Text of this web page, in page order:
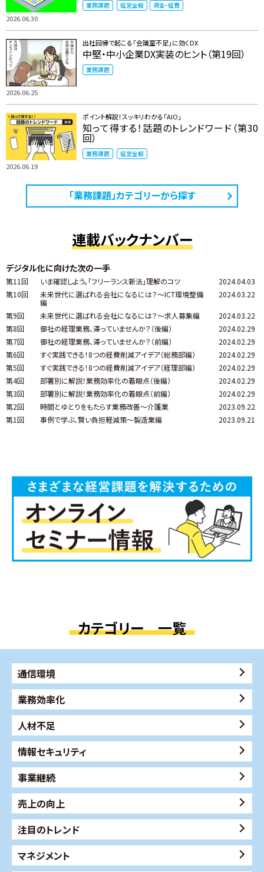
2026.06.30
業務課題 経営全般 資金・経費
2026.06.25
出社回帰で起こる「会議室不足」に効くDX
中堅・中小企業DX実装のヒント（第19回）
業務課題
2026.06.19
ポイント解説！スッキリわかる「AIO」
知って得する！話題のトレンドワード（第30
回）
業務課題 経営全般
「業務課題」カテゴリーから探す
連載バックナンバー
デジタル化に向けた次の一手
第11回 いま確認しよう。「フリーランス新法」理解のコツ
2024.04.03
第10回
未来世代に選ばれる会社になるには？～ICT環境整備
編
2024.03.22
第9回 未来世代に選ばれる会社になるには？～求人募集編
2024.03.22
第8回
御社の経理業務、滞っていませんか？（後編）
2024.02.29
第7回
御社の経理業務、滞っていませんか？（前編）
2024.02.29
第6回
すぐ実践できる！8つの経費削減アイデア（総務部編）
2024.02.29
第5回
すぐ実践できる！8つの経費削減アイデア（経理部編）
2024.02.29
第4回
部署別に解説！業務効率化の着眼点（後編）
2024.02.29
第3回
部署別に解説！業務効率化の着眼点（前編）
2024.02.29
第2回
時間とゆとりをもたらす業務改善～介護業
2023.09.22
第1回
事例で学ぶ、賢い負担軽減策～製造業編 2023.09.21
カテゴリー 一覧
通信環境
業務効率化
人材不足
情報セキュリティ
事業継続
売上の向上
注目のトレンド
マネジメント